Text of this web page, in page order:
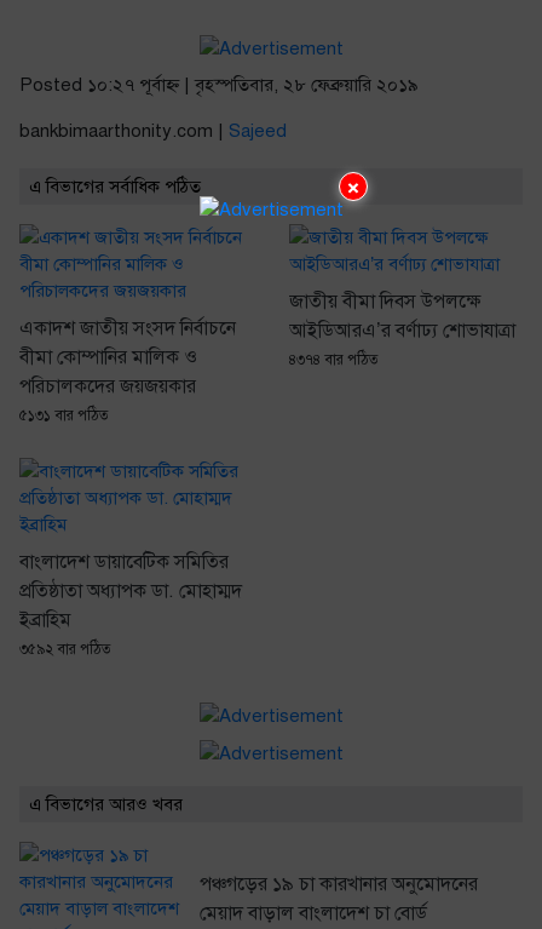
×
Posted ১০:২৭ পূর্বাহ্ণ | বৃহস্পতিবার, ২৮ ফেব্রুয়ারি ২০১৯
bankbimaarthonity.com | Sajeed
এ বিভাগের সর্বাধিক পঠিত
একাদশ জাতীয় সংসদ নির্বাচনে
বীমা কোম্পানির মালিক ও
পরিচালকদের জয়জয়কার
৫১৩১ বার পঠিত
জাতীয় বীমা দিবস উপলক্ষে
আইডিআরএ’র বর্ণাঢ্য শোভাযাত্রা
৪৩৭৪ বার পঠিত
বাংলাদেশ ডায়াবেটিক সমিতির
প্রতিষ্ঠাতা অধ্যাপক ডা. মোহাম্মদ
ইব্রাহিম
৩৫৯২ বার পঠিত
এ বিভাগের আরও খবর
পঞ্চগড়ের ১৯ চা কারখানার অনুমোদনের
মেয়াদ বাড়াল বাংলাদেশ চা বোর্ড